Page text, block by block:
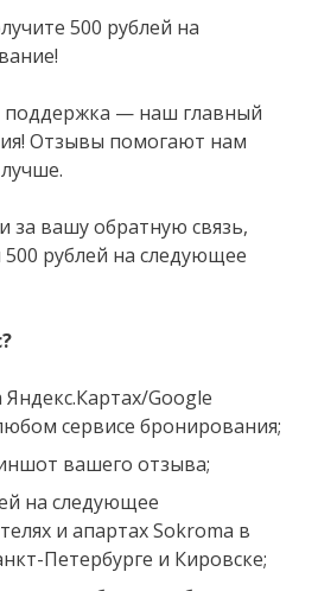
500 рублей на
поддержка — наш главный
Отзывы помогают нам
за вашу обратную связь,
рублей на следующее
Google
сервисе бронирования;
вашего отзыва;
на следующее
и апартах Sokroma в
Петербурге и Кировске;